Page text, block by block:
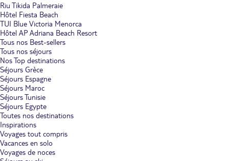
Riu Tikida Palmeraie
Hôtel Fiesta Beach
TUI Blue Victoria Menorca
Hôtel AP Adriana Beach Resort
Tous nos Best-sellers
Tous nos séjours
Nos Top destinations
Séjours Grèce
Séjours Espagne
Séjours Maroc
Séjours Tunisie
Séjours Egypte
Toutes nos destinations
Inspirations
Voyages tout compris
Vacances en solo
Voyages de noces